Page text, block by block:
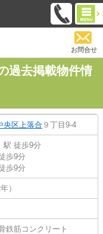
お問合せ
過去掲載物件情
央区上落合 ９丁目9-4
駅 徒歩9分
歩9分
歩9分
）
鉄筋コンクリート